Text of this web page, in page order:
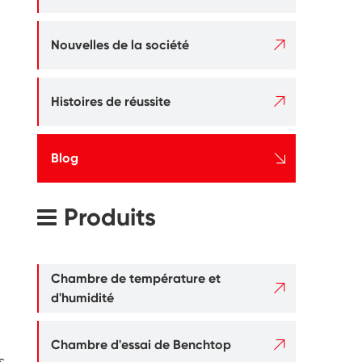
Nouvelles de la société 
Histoires de réussite 
Blog 
Produits
Chambre de température et
d'humidité

Chambre d'essai de Benchtop 